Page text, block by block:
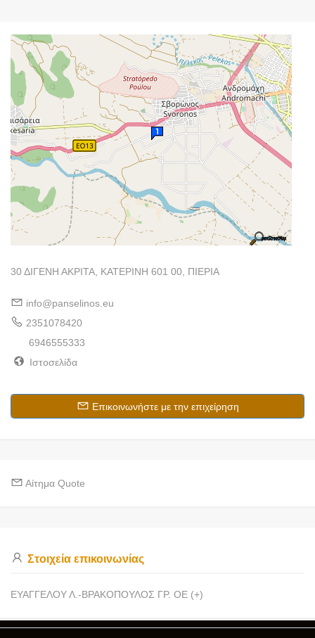
30 ΔΙΓΕΝΗ ΑΚΡΙΤΑ, ΚΑΤΕΡΙΝΗ 601 00, ΠΙΕΡΙΑ
info@panselinos.eu
2351078420
6946555333
Ιστοσελίδα
Επικοινωνήστε με την επιχείρηση
Αίτημα Quote
Στοιχεία επικοινωνίας
ΕΥΑΓΓΕΛΟΥ Λ.-ΒΡΑΚΟΠΟΥΛΟΣ ΓΡ. ΟΕ (+)